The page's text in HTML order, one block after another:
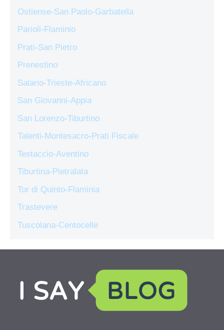
Ostiense-San Paolo-Garbatella
Parioli-Flaminio
Prati-San Pietro
Prenestino
Salario-Trieste-Africano
San Giovanni-Appia
San Lorenzo-Tiburtino
Talenti-Montesacro-Prati Fiscale
Testaccio-Aventino
Tiburtina-Pietralata
Tor di Quinto-Flaminia
Trastevere
Tuscolana-Centocelle